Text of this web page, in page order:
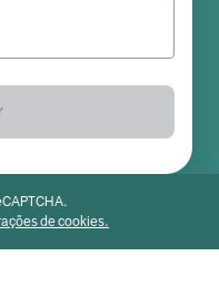
de cookies.